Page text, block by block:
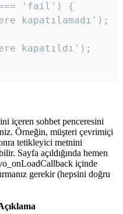
'fail') {
kapatılamadı');
kapatıldı');
içeren sohbet penceresini
Örneğin, müşteri çevrimiçi
tetikleyici metnini
Sayfa açıldığında hemen
içinde
gerekir (hepsini doğru